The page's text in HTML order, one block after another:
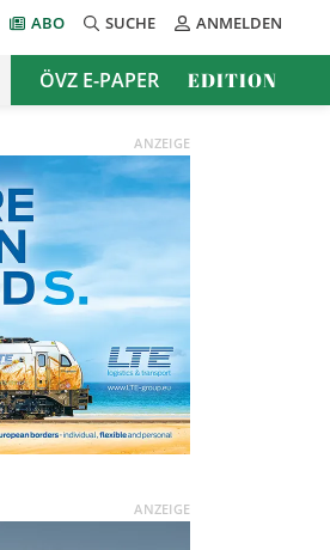
ABO SUCHE ANMELDEN
ÖVZ E-PAPER EDITION
ANZEIGE
ANZEIGE